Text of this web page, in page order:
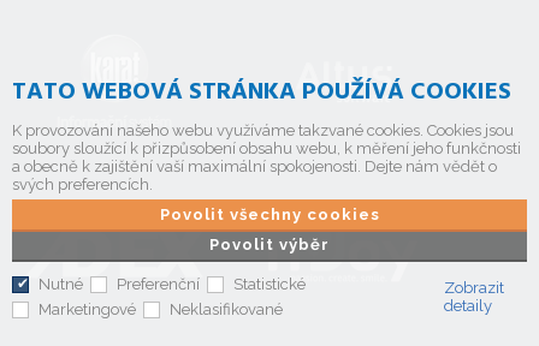
TATO WEBOVÁ STRÁNKA POUŽÍVÁ COOKIES
K provozování našeho webu využíváme takzvané cookies. Cookies jsou
soubory sloužící k přizpůsobení obsahu webu, k měření jeho funkčnosti
a obecně k zajištění vaší maximální spokojenosti. Dejte nám vědět o
svých preferencích.
Povolit výběr
Povolit všechny cookies
Nutné Preferenční
Statistické
Marketingové
Neklasifikované
Zobrazit
detaily